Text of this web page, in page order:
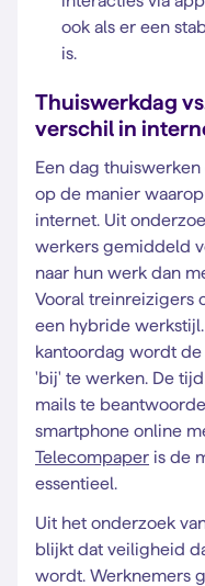
ook als er een
is.
Thuiswerkdag
verschil in
Een dag
op de manier
internet. Uit
werkers gemiddeld
naar hun werk dan
Vooral treinreizigers
een hybride
kantoordag wordt de
'bij' te werken. De
mails te
smartphone online
Telecompaper is de
essentieel.
Uit het onderzoek
blijkt dat veiligheid
wordt. Werknemers